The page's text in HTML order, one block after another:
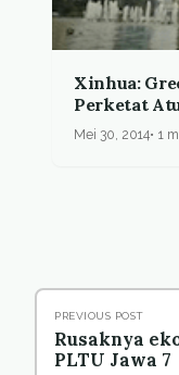
Xinhua:
Perketat
Mei 30, 2014 1
PREVIOUS POST
Rusaknya
PLTU Jawa 7